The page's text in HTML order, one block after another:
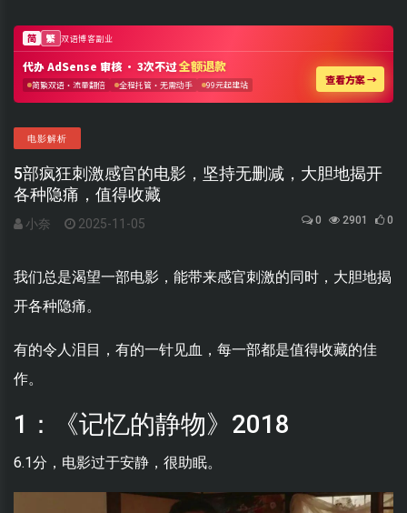
电影解析
5部疯狂刺激感官的电影，坚持无删减，大胆地揭开
各种隐痛，值得收藏
小奈 2025-11-05 0 2901 0
我们总是渴望一部电影，能带来感官刺激的同时，大胆地揭
开各种隐痛。
有的令人泪目，有的一针见血，每一部都是值得收藏的佳
作。
1：《记忆的静物》2018
6.1分，电影过于安静，很助眠。